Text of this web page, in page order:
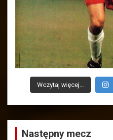
Wczytaj więcej...
Następny mecz